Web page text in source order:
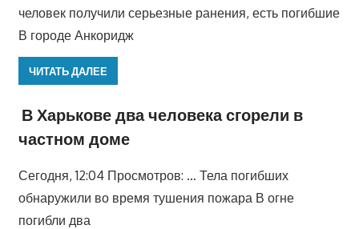
человек получили серьезные ранения, есть погибшие
В городе Анкоридж
ЧИТАТЬ ДАЛЕЕ
В Харькове два человека сгорели в
частном доме
Сегодня, 12:04 Просмотров: … Тела погибших
обнаружили во время тушения пожара В огне
погибли два